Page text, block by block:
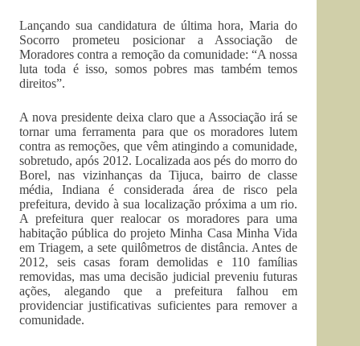
Lançando sua candidatura de última hora, Maria do
Socorro prometeu posicionar a Associação de
Moradores contra a remoção da comunidade: “A nossa
luta toda é isso, somos pobres mas também temos
direitos”.
A nova presidente deixa claro que a Associação irá se
tornar uma ferramenta para que os moradores lutem
contra as remoções, que vêm atingindo a comunidade,
sobretudo, após 2012. Localizada aos pés do morro do
Borel, nas vizinhanças da Tijuca, bairro de classe
média, Indiana é considerada área de risco pela
prefeitura, devido à sua localização próxima a um rio.
A prefeitura quer realocar os moradores para uma
habitação pública do projeto Minha Casa Minha Vida
em Triagem, a sete quilômetros de distância. Antes de
2012, seis casas foram demolidas e 110 famílias
removidas, mas uma decisão judicial preveniu futuras
ações, alegando que a prefeitura falhou em
providenciar justificativas suficientes para remover a
comunidade.